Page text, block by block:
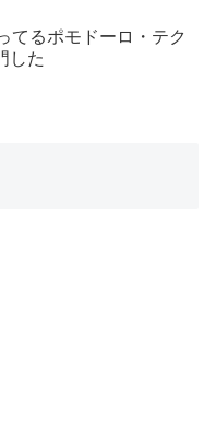
てるポモドーロ・テク
した